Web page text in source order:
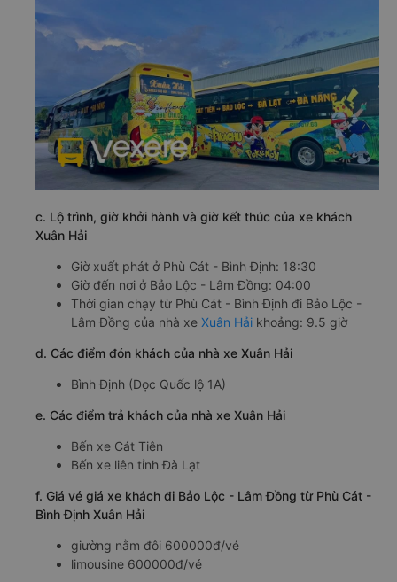
c. Lộ trình, giờ khởi hành và giờ kết thúc của xe khách
Xuân Hải
Giờ xuất phát ở Phù Cát - Bình Định: 18:30
Giờ đến nơi ở Bảo Lộc - Lâm Đồng: 04:00
Thời gian chạy từ Phù Cát - Bình Định đi Bảo Lộc -
Lâm Đồng của nhà xe Xuân Hải khoảng: 9.5 giờ
d. Các điểm đón khách của nhà xe Xuân Hải
Bình Định (Dọc Quốc lộ 1A)
e. Các điểm trả khách của nhà xe Xuân Hải
Bến xe Cát Tiên
Bến xe liên tỉnh Đà Lạt
f. Giá vé giá xe khách đi Bảo Lộc - Lâm Đồng từ Phù Cát -
Bình Định Xuân Hải
giường nằm đôi 600000đ/vé
limousine 600000đ/vé